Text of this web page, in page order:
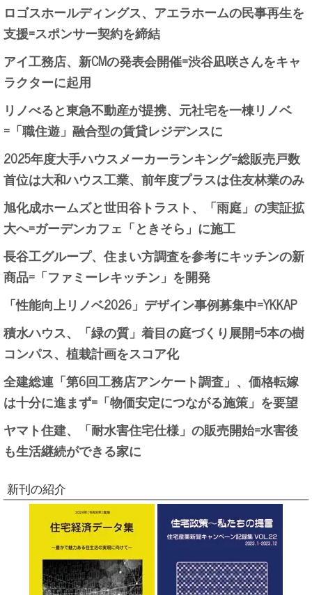
ロゴスホールディングス、アエラホームの民事再生を
支援=スポンサー契約を締結
アイ工務店、新CMの発表会開催=渋谷凪咲さんをキャ
ラクターに起用
リノべると東急不動産が提携、元社宅を一棟リノベ
=「職住遊」融合型の賃貸レジデンスに
2025年度大手ハウスメーカーランキング=総販売戸数
首位は大和ハウス工業、前年度プラスは住友林業のみ
旭化成ホームズと世田谷トラスト、「雨庭」の実証拡
大へ=ガーデンカフェ「ときそら」に施工
長谷工グループ、住まい方調査を参考にキッチンの新
商品=「ファミーレキッチン」を開発
「性能向上リノベ2026」デザイン事例募集中=YKKAP
積水ハウス、「緑の質」着目の庭づくり展開=5本の樹
コンパス、植栽計画をスコア化
全建総連「第6回工務店アンケート調査」、価格転嫁
は十分に進まず=「物価安定につながる施策」を要望
ヤマト住建、「耐水害住宅仕様」の販売開始=水害後
も生活継続ができる家に
新刊の紹介